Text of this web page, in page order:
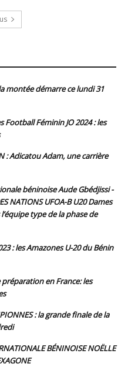
montée démarre ce lundi 31
Football Féminin JO 2024 : les
: Adicatou Adam, une carrière
béninoise Aude Gbédjissi -
NATIONS UFOA-B U20 Dames
type de la phase de
: les Amazones U-20 du Bénin
préparation en France: les
: la grande finale de la
BÉNINOISE NOËLLE